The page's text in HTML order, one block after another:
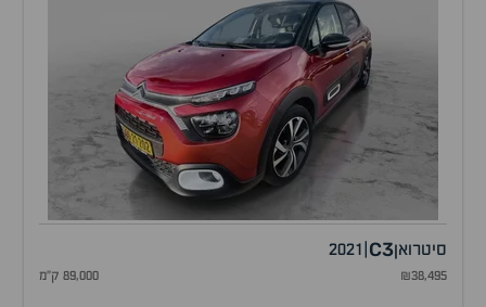
סיטרואןC3
2021
₪38,495 89,000 ק"מ